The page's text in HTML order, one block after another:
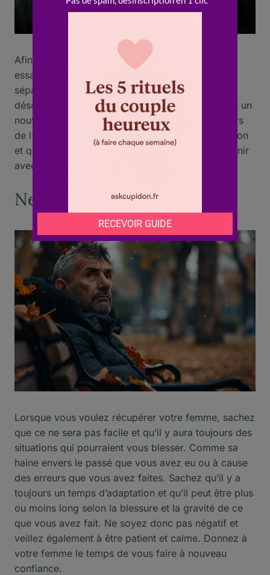
Afin de r econquérir votre ex à un autre homme,
essayez de ne pas parler du passé. Certes, la
séparation est souvent le résultat d’une vie
désagréable. Allez-y et voyez votre relation sous un
nouveau jour. Ne vous attardez pas sur les erreurs
de l’autre et n’essayez pas de défendre qui a raison
et qui a tort. Oubliez le passé et construisez l’avenir
avec la femme que vous aimez.
Ne soyez pas négatif
Lorsque vous voulez récupérer votre femme, sachez
que ce ne sera pas facile et qu’il y aura toujours des
situations qui pourraient vous blesser. Comme sa
haine envers le passé que vous avez eu ou à cause
des erreurs que vous avez faites. Sachez qu’il y a
toujours un temps d’adaptation et qu’il peut être plus
ou moins long selon la blessure et la gravité de ce
que vous avez fait. Ne soyez donc pas négatif et
veillez également à être patient et calme. Donnez à
votre femme le temps de vous faire à nouveau
confiance.